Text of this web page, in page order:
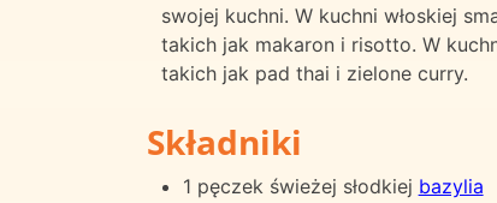
swojej kuchni. W kuchni włoskiej
takich jak makaron i risotto. W
takich jak pad thai i zielone curry.
Składniki
1 pęczek świeżej słodkiej bazylia